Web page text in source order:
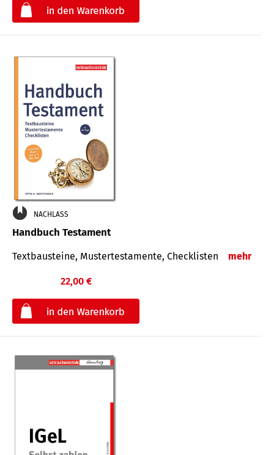
NACHLASS
Handbuch Testament
Textbausteine, Mustertestamente, Checklisten mehr
22,00 €